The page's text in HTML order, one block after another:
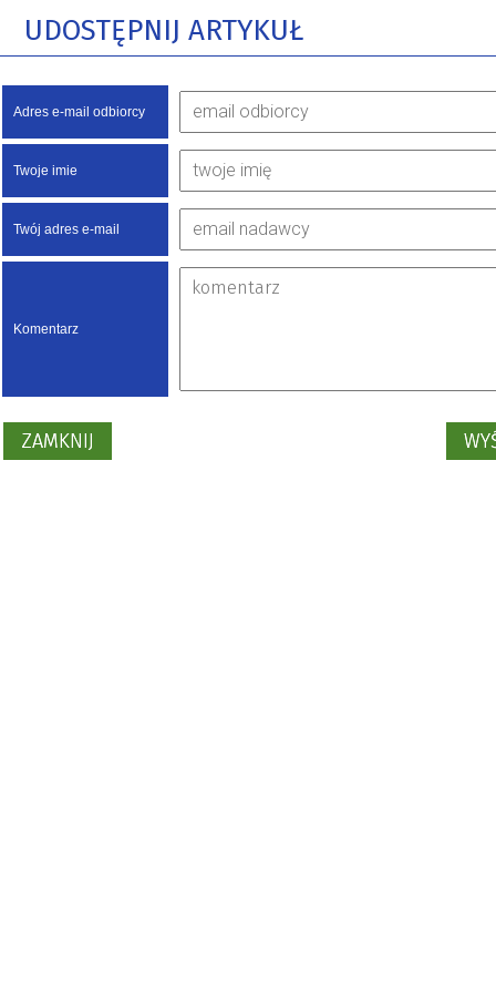
UDOSTĘPNIJ ARTYKUŁ
Adres e-mail odbiorcy
Twoje imie
Twój adres e-mail
Komentarz